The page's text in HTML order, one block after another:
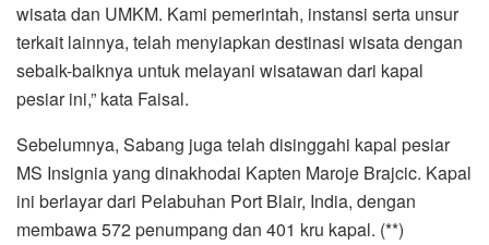
wisata dan UMKM. Kami pemerintah, instansi serta unsur
terkait lainnya, telah menyiapkan destinasi wisata dengan
sebaik-baiknya untuk melayani wisatawan dari kapal
pesiar ini,” kata Faisal.
Sebelumnya, Sabang juga telah disinggahi kapal pesiar
MS Insignia yang dinakhodai Kapten Maroje Brajcic. Kapal
ini berlayar dari Pelabuhan Port Blair, India, dengan
membawa 572 penumpang dan 401 kru kapal. (**)